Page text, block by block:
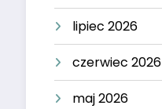
lipiec 2026
czerwiec 2026
maj 2026